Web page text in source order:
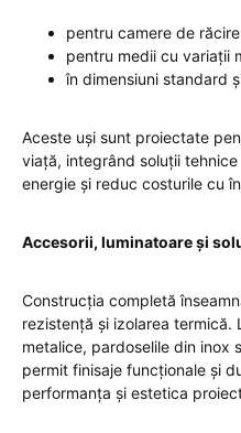
pentru camere de
pentru medii cu variații
în dimensiuni standard
Aceste uși sunt proiectate
viață, integrând soluții
energie și reduc costurile cu
Accesorii, luminatoare și
Construcția completă
rezistență și izolarea termică.
metalice, pardoselile din inox
permit finisaje funcționale și
performanța și estetica